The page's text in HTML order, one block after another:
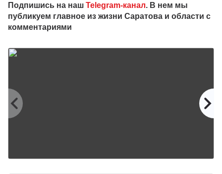
Подпишись на наш Telegram-канал. В нем мы
публикуем главное из жизни Саратова и области с
комментариями